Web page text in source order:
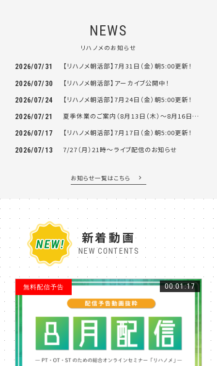
NEWS
リハノメのお知らせ
2026/07/31 【リハノメ朝活部】7月31日（金）朝5:00更新！
2026/07/30 【リハノメ朝活部】アーカイブ公開中！
2026/07/24 【リハノメ朝活部】7月24日（金）朝5:00更新！
2026/07/21 夏季休業のご案内（8月13日（木）～8月16日（日））
2026/07/17 【リハノメ朝活部】7月17日（金）朝5:00更新！
2026/07/13 7/27（月）21時～ライブ配信のお知らせ
お知らせ一覧はこちら
新着動画
NEW CONTENTS
無料配信予告 00:01:17